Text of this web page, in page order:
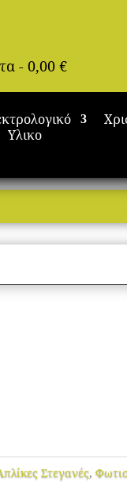
- 0,00€
Υλικο
Στεγανές,